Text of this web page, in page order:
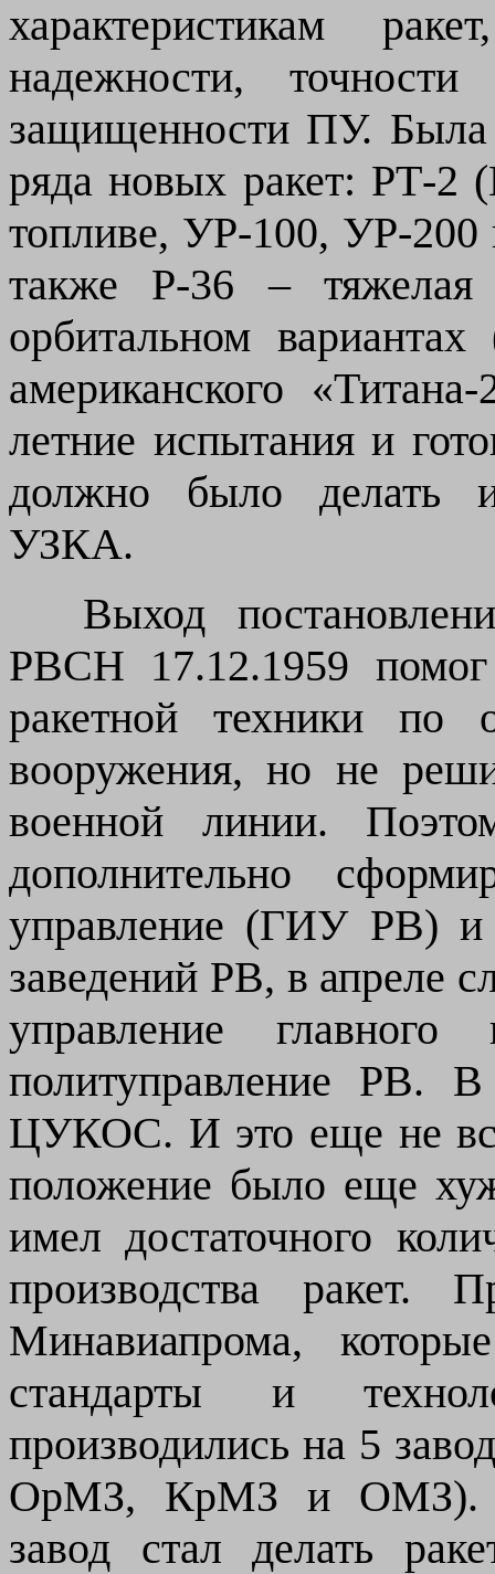
характеристикам
надежности,
защищенности ПУ. Была
ряда новых ракет: РТ-2
топливе, УР-100, УР-
также Р-36 – тяжелая
орбитальном
американского
летние испытания и
должно было делать и
УЗКА.
Выход
РВСН 17.12.1959 помог
ракетной техники
вооружения, но не
военной линии.
дополнительно
управление (ГИУ РВ) и
заведений РВ, в апреле
управление
политуправление РВ.
ЦУКОС. И это еще не
положение было еще
имел достаточного
производства ракет.
Минавиапрома,
стандарты и
производились на 5
ОрМЗ, КрМЗ и ОМЗ).
завод стал делать